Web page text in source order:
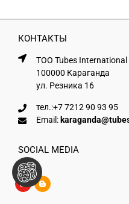
КОНТАКТЫ
ТОО Tubes International
100000 Караганда
ул. Резника 16
тел.:+7 7212 90 93 95
Email:
SOCIAL MEDIA